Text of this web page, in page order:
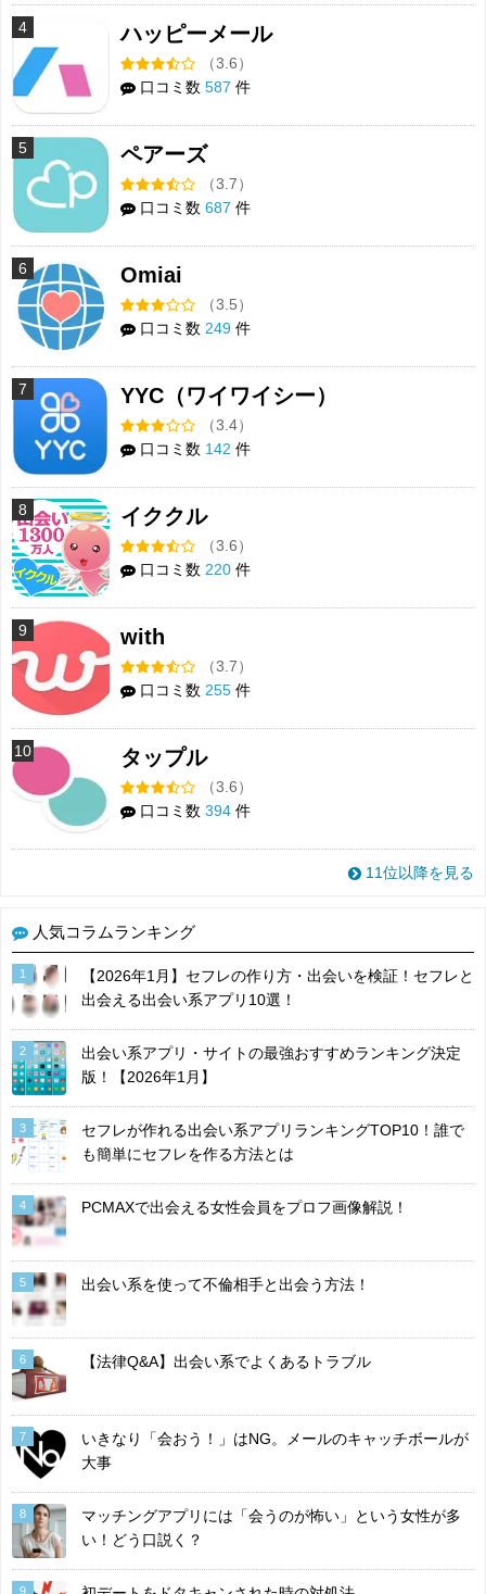
4 ハッピーメール
（3.6）
口コミ数 587 件
5 ペアーズ
（3.7）
口コミ数 687 件
6 Omiai
（3.5）
口コミ数 249 件
7 YYC（ワイワイシー）
（3.4）
口コミ数 142 件
8 イククル
（3.6）
口コミ数 220 件
9 with
（3.7）
口コミ数 255 件
10 タップル
（3.6）
口コミ数 394 件
11位以降を見る
人気コラムランキング
1
【2026年1月】セフレの作り方・出会いを検証！セフレと
出会える出会い系アプリ10選！
2
出会い系アプリ・サイトの最強おすすめランキング決定
版！【2026年1月】
3
セフレが作れる出会い系アプリランキングTOP10！誰で
も簡単にセフレを作る方法とは
4 PCMAXで出会える女性会員をプロフ画像解説！
5 出会い系を使って不倫相手と出会う方法！
6 【法律Q&A】出会い系でよくあるトラブル
7
いきなり「会おう！」はNG。メールのキャッチボールが
大事
8
マッチングアプリには「会うのが怖い」という女性が多
い！どう口説く？
9